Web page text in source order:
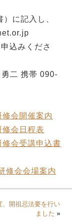
に記入し、
込みくださ
二 携帯 090-
会開催案内
会日程表
会受講申込書
修会会場案内
、開祖忌法要を行い
ました »